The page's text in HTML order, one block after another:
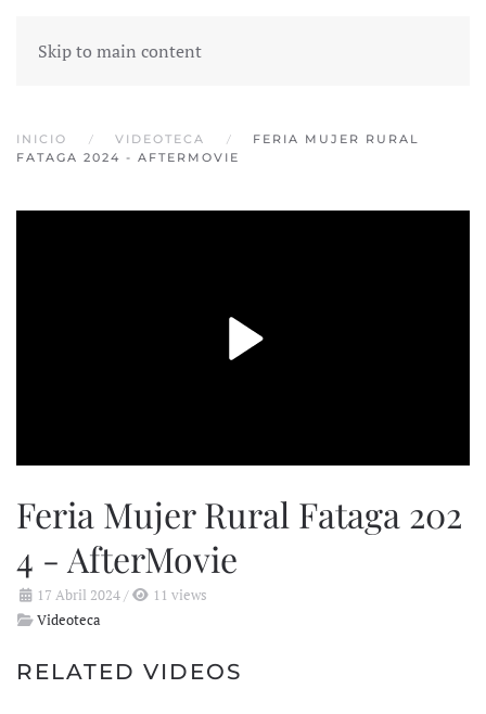
Skip to main content
INICIO VIDEOTECA
FERIA MUJER RURAL
FATAGA 2024 - AFTERMOVIE
Feria Mujer Rural Fataga 202
4 - AfterMovie
17 Abril 2024/
11 views
Videoteca
RELATED VIDEOS